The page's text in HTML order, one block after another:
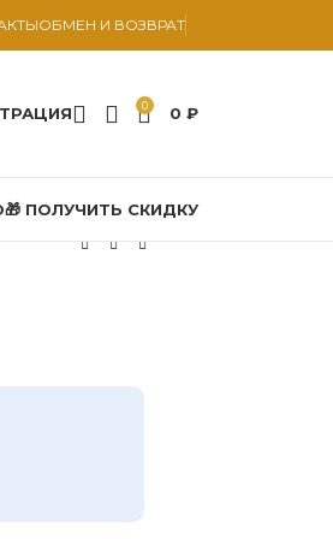
ОБМЕН И ВОЗВРАТ
0 0 ₽
🎁 ПОЛУЧИТЬ СКИДКУ